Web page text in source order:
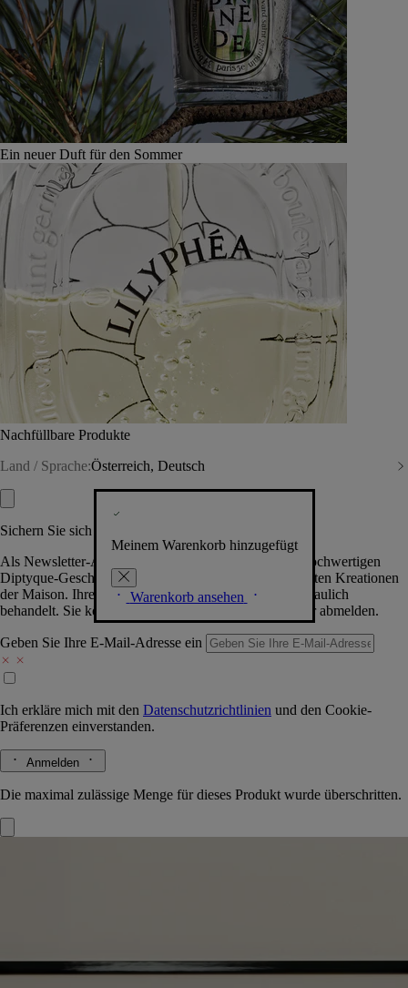
Ein neuer Duft für den Sommer
Nachfüllbare Produkte
Land / Sprache:Österreich, Deutsch
Meinem Warenkorb hinzugefügt
Warenkorb ansehen
Sichern Sie sich exklusive Vorteile
Als Newsletter-Abonnent.in erhalten Sie Zugang zu hochwertigen
Diptyque-Geschenken, Events & News über die neuesten Kreationen
der Maison. Ihre Daten werden selbstverständlich vertraulich
behandelt. Sie können sich jederzeit problemlos wieder abmelden.
Geben Sie Ihre E-Mail-Adresse ein
Ich erkläre mich mit den Datenschutzrichtlinien und den Cookie-
Präferenzen einverstanden.
Anmelden
Die maximal zulässige Menge für dieses Produkt wurde überschritten.